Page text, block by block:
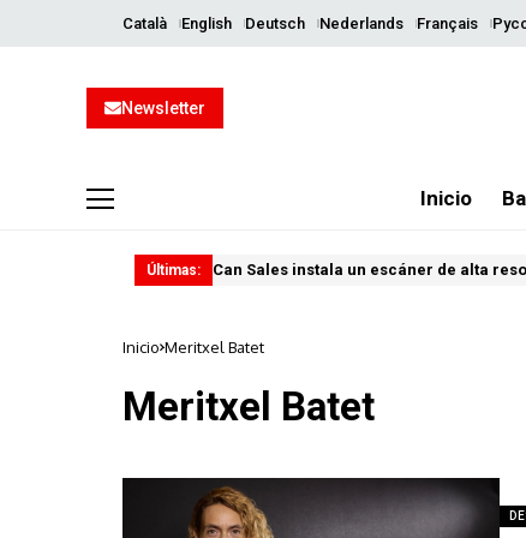
Català English Deutsch Nederlands Français
Newsletter
Inicio
Últimas: Can Sales instala un escáner de alta
Inicio Meritxel Batet
Meritxel Batet